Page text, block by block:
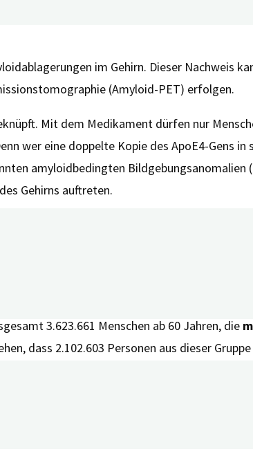
diesen Patientinnen und Patienten jedoch an
im Gehirn. Dieser Nachweis
(Amyloid-PET) erfolgen.
Mit dem Medikament dürfen nur
wer eine doppelte Kopie des ApoE4-Gens
amyloidbedingten
Gehirns auftreten.
3.623.661 Menschen ab 60 Jahren, die
dass 2.102.603 Personen aus dieser
leichten Alzheimer-Demenz, die